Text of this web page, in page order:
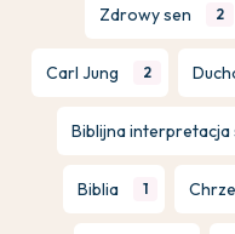
Zdrowy sen 2
Carl Jung 2
Biblijna interpretacja
Biblia 1